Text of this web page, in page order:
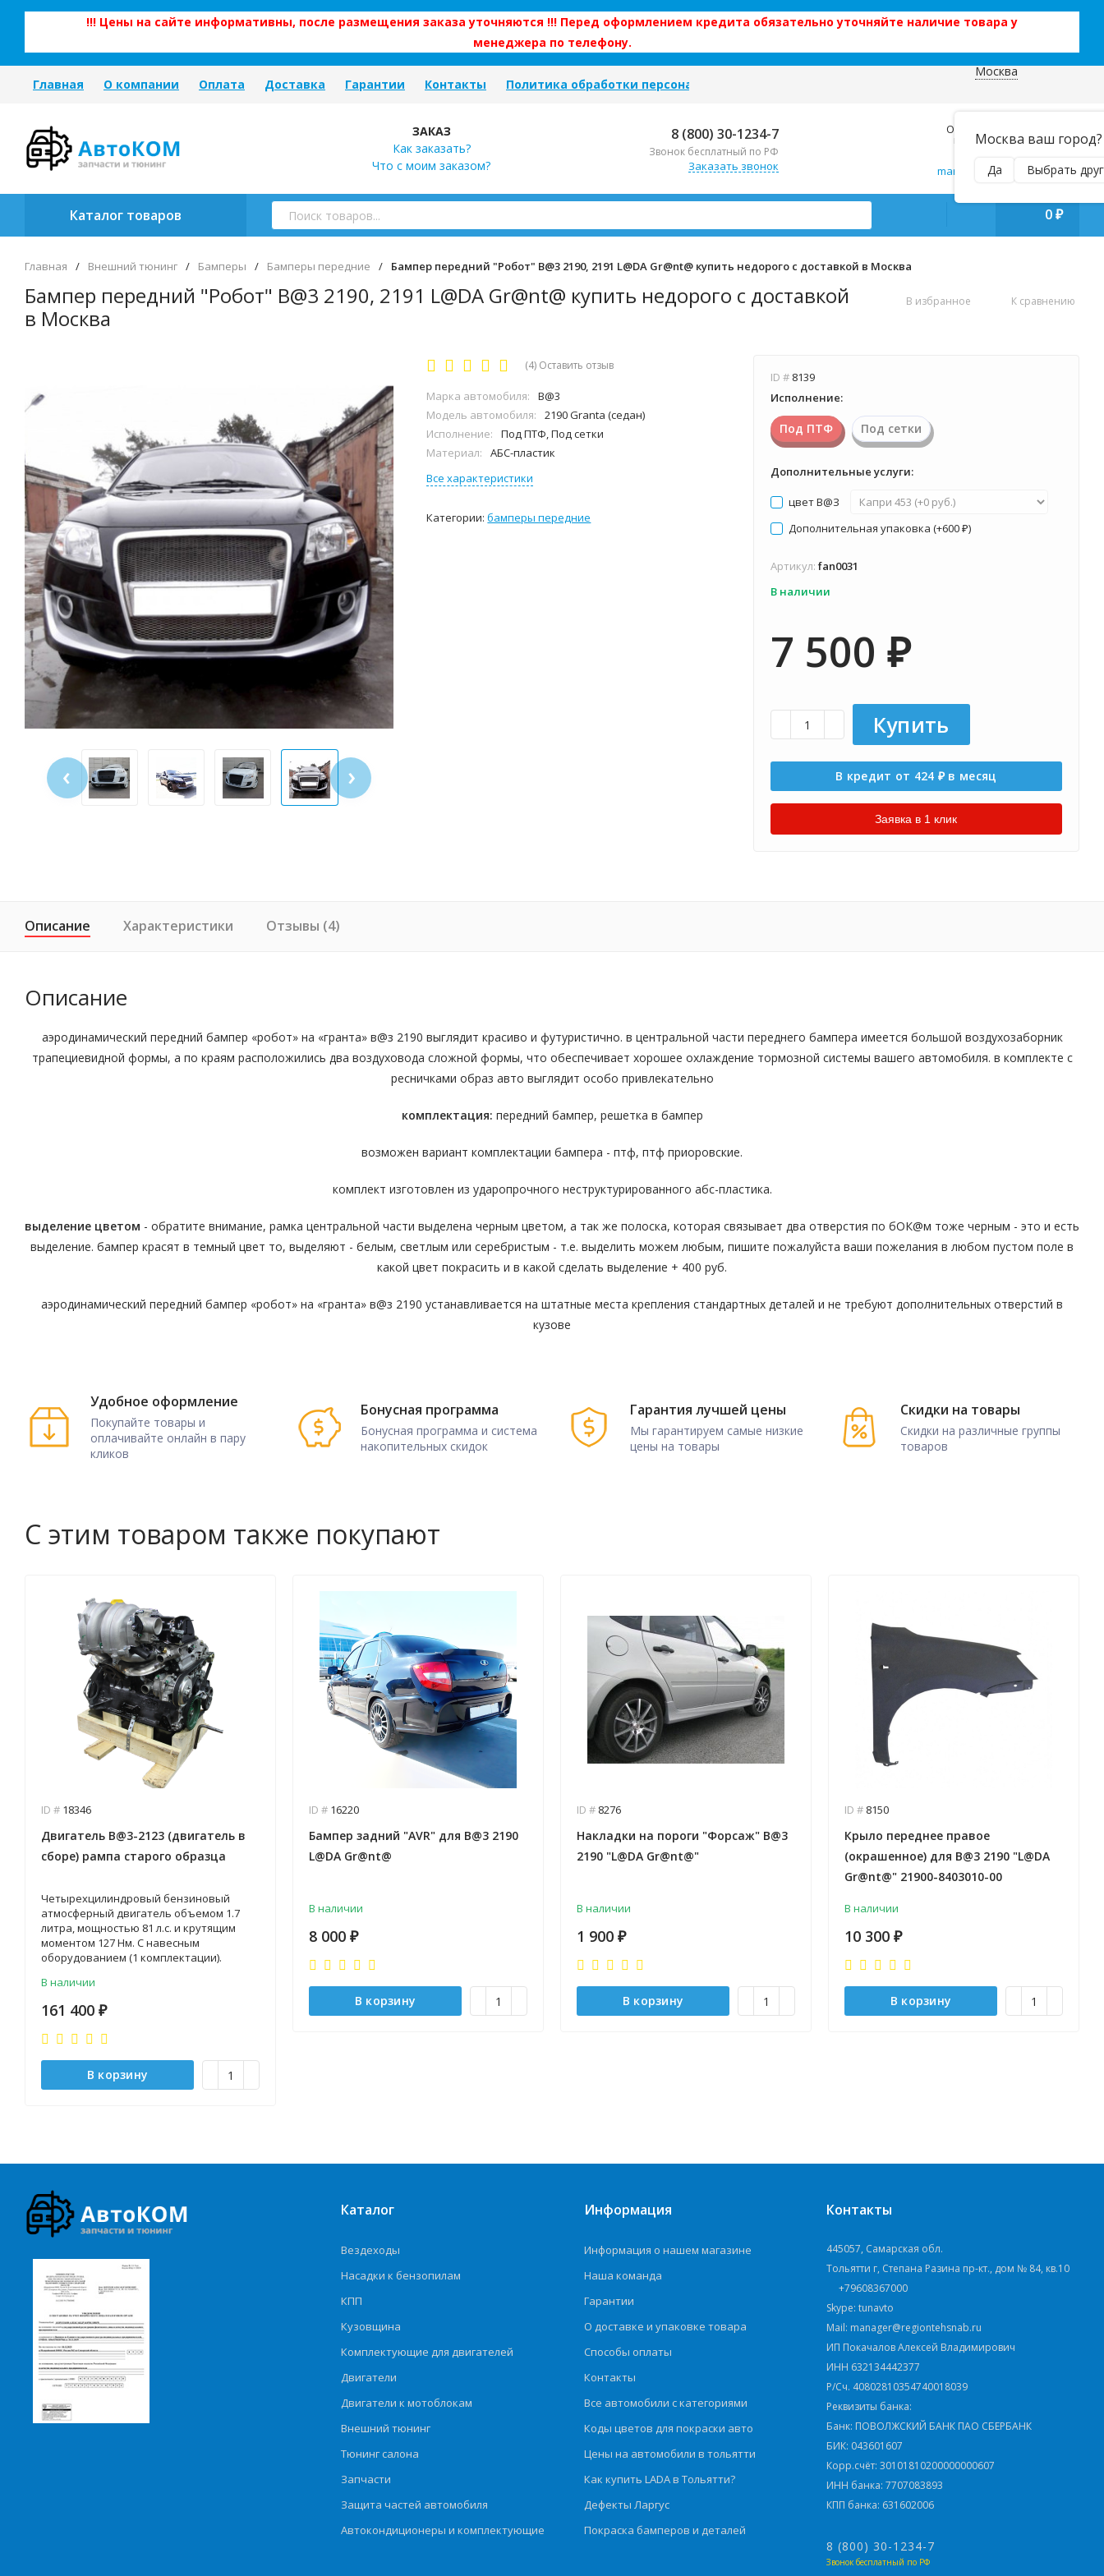
!!! Цены на сайте информативны, после размещения заказа уточняются !!! Перед оформлением кредита обязательно уточняйте наличие товара у
менеджера по телефону.
Главная О компании Оплата Доставка Гарантии Контакты Политика обработки персональных данных
Москва
Москва ваш город?
Да Выбрать
ЗАКАЗ
Как заказать?
Что с моим заказом?
8 (800) 30-1234-7
Звонок бесплатный по РФ
Заказать звонок
Отправляем почтой и ТК,
наложенным платежом!
Пн–Вс 9:00–21:00
manager@regiontehsnab.ru
Каталог товаров 0 ₽
Главная / Внешний тюнинг / Бамперы / Бамперы передние / Бампер передний "Робот" B@3 2190, 2191 L@DA Gr@nt@ купить недорого с доставкой в Москва
Бампер передний "Робот" B@3 2190, 2191 L@DA Gr@nt@ купить недорого с доставкой
в Москва
В избранное К сравнению
‹ ›
(4) Оставить отзыв
Марка автомобиля:
B@3
Модель автомобиля:
2190 Granta (седан)
Исполнение:
Под ПТФ, Под сетки
Материал:
АБС-пластик
Все характеристики
Категории:бамперы передние
ID # 8139
Исполнение:
Под ПТФ Под сетки
Дополнительные услуги:
цвет В@З
Дополнительная упаковка (+600 ₽)
Артикул: fan0031
В наличии
7 500 ₽
Купить
В кредит от 424 ₽в месяц
Заявка в 1 клик
Описание Характеристики Отзывы (4)
Описание
аэродинамический передний бампер «робот» на «гранта» в@з 2190 выглядит красиво и футуристично. в центральной части переднего бампера имеется большой воздухозаборник
трапециевидной формы, а по краям расположились два воздуховода сложной формы, что обеспечивает хорошее охлаждение тормозной системы вашего автомобиля. в комплекте с
ресничками образ авто выглядит особо привлекательно
комплектация: передний бампер, решетка в бампер
возможен вариант комплектации бампера - птф, птф приоровские.
комплект изготовлен из ударопрочного неструктурированного абс-пластика.
выделение цветом - обратите внимание, рамка центральной части выделена черным цветом, а так же полоска, которая связывает два отверстия по бОК@м тоже черным - это и есть
выделение. бампер красят в темный цвет то, выделяют - белым, светлым или серебристым - т.е. выделить можем любым, пишите пожалуйста ваши пожелания в любом пустом поле в
какой цвет покрасить и в какой сделать выделение + 400 руб.
аэродинамический передний бампер «робот» на «гранта» в@з 2190 устанавливается на штатные места крепления стандартных деталей и не требуют дополнительных отверстий в
кузове
Удобное оформление
Покупайте товары и
оплачивайте онлайн в пару
кликов
Бонусная программа
Бонусная программа и система
накопительных скидок
Гарантия лучшей цены
Мы гарантируем самые низкие
цены на товары
Скидки на товары
Скидки на различные группы
товаров
С этим товаром также покупают
ID # 18346
Двигатель B@3-2123 (двигатель в
сборе) рампа старого образца
Четырехцилиндровый бензиновый
атмосферный двигатель объемом 1.7
литра, мощностью 81 л.с. и крутящим
моментом 127 Нм. С навесным
оборудованием (1 комплектации).
В наличии
161 400 ₽
В корзину
ID # 16220
Бампер задний "AVR" для B@3 2190
L@DA Gr@nt@
В наличии
8 000 ₽
В корзину
ID # 8276
Накладки на пороги "Форсаж" B@3
2190 "L@DA Gr@nt@"
В наличии
1 900 ₽
В корзину
ID # 8150
Крыло переднее правое
(окрашенное) для B@3 2190 "L@DA
Gr@nt@" 21900-8403010-00
В наличии
10 300 ₽
В корзину
Каталог
Вездеходы
Насадки к бензопилам
КПП
Кузовщина
Комплектующие для двигателей
Двигатели
Двигатели к мотоблокам
Внешний тюнинг
Тюнинг салона
Запчасти
Защита частей автомобиля
Автокондиционеры и комплектующие
Информация
Информация о нашем магазине
Наша команда
Гарантии
О доставке и упаковке товара
Способы оплаты
Контакты
Все автомобили с категориями
Коды цветов для покраски авто
Цены на автомобили в тольятти
Как купить LADA в Тольятти?
Дефекты Ларгус
Покраска бамперов и деталей
Контакты
445057, Самарская обл.
Тольятти г, Степана Разина пр-кт., дом № 84, кв.10
+79608367000
Skype: tunavto
Mail: manager@regiontehsnab.ru
ИП Покачалов Алексей Владимирович
ИНН 632134442377
Р/Сч. 40802810354740018039
Реквизиты банка:
Банк: ПОВОЛЖСКИЙ БАНК ПАО СБЕРБАНК
БИК: 043601607
Корр.счёт: 30101810200000000607
ИНН банка: 7707083893
КПП банка: 631602006
8 (800) 30-1234-7
Звонок бесплатный по РФ